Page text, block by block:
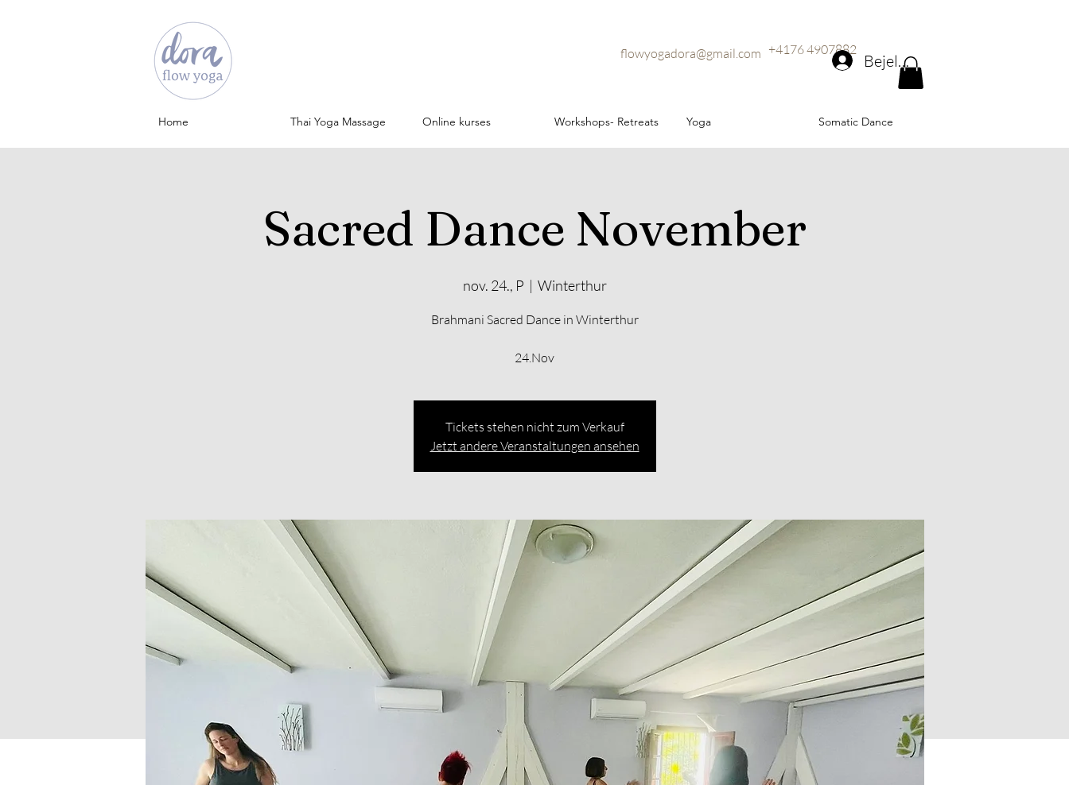
flowyogadora@gmail.com +4176 4907882
Bejelentkezés
Home Thai Yoga Massage Online kurses Workshops- Retreats Yoga Somatic Dance
Sacred Dance November
nov. 24., P
  |
Winterthur
Brahmani Sacred Dance in Winterthur
Tickets stehen nicht zum Verkauf
Jetzt andere Veranstaltungen ansehen